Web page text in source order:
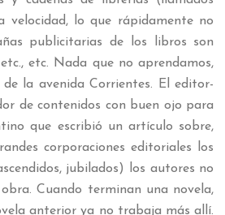
lo que rápidamente no
publicitarias de los libros son
etc. Nada que no aprendamos,
la avenida Corrientes. El editor-
de contenidos con buen ojo para
que escribió un artículo sobre,
corporaciones editoriales los
jubilados) los autores no
Cuando terminan una novela,
anterior ya no trabaja más allí.